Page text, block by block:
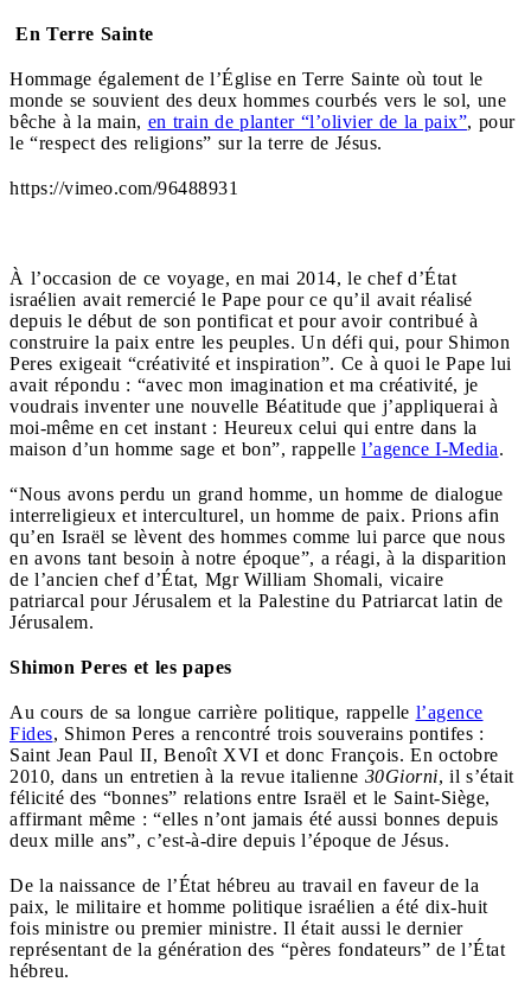
En Terre Sainte
Hommage également de l’Église en Terre Sainte où tout le
monde se souvient des deux hommes courbés vers le sol, une
bêche à la main, en train de planter “l’olivier de la paix”, pour
le “respect des religions” sur la terre de Jésus.
https://vimeo.com/96488931
À l’occasion de ce voyage, en mai 2014, le chef d’État
israélien avait remercié le Pape pour ce qu’il avait réalisé
depuis le début de son pontificat et pour avoir contribué à
construire la paix entre les peuples. Un défi qui, pour Shimon
Peres exigeait “créativité et inspiration”. Ce à quoi le Pape lui
avait répondu : “avec mon imagination et ma créativité, je
voudrais inventer une nouvelle Béatitude que j’appliquerai à
moi-même en cet instant : Heureux celui qui entre dans la
maison d’un homme sage et bon”, rappelle l’agence I-Media.
“Nous avons perdu un grand homme, un homme de dialogue
interreligieux et interculturel, un homme de paix. Prions afin
qu’en Israël se lèvent des hommes comme lui parce que nous
en avons tant besoin à notre époque”, a réagi, à la disparition
de l’ancien chef d’État, Mgr William Shomali, vicaire
patriarcal pour Jérusalem et la Palestine du Patriarcat latin de
Jérusalem.
Shimon Peres et les papes
Au cours de sa longue carrière politique, rappelle l’agence
Fides, Shimon Peres a rencontré trois souverains pontifes :
Saint Jean Paul II, Benoît XVI et donc François. En octobre
2010, dans un entretien à la revue italienne 30Giorni, il s’était
félicité des “bonnes” relations entre Israël et le Saint-Siège,
affirmant même : “elles n’ont jamais été aussi bonnes depuis
deux mille ans”, c’est-à-dire depuis l’époque de Jésus.
De la naissance de l’État hébreu au travail en faveur de la
paix, le militaire et homme politique israélien a été dix-huit
fois ministre ou premier ministre. Il était aussi le dernier
représentant de la génération des “pères fondateurs” de l’État
hébreu.